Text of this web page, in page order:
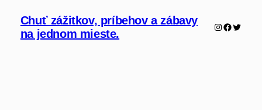
Chuť zážitkov, príbehov a zábavy
na jednom mieste.
Instagram
Twitter